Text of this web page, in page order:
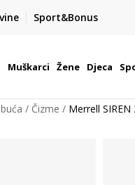
Sport&Bonus
BOX NOW
od 800 paketomata u
Muškarci Žene Djeca
Čizme Merrell SIREN